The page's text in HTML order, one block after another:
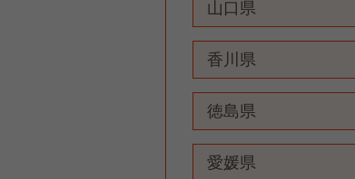
山口県
香川県
徳島県
愛媛県